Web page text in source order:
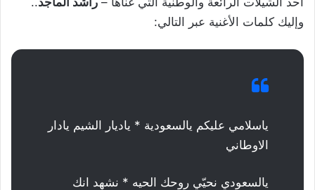
وإليك كلمات الأغنية عبر التالي:
ياسلامي عليكم يالسعودية * ياديار الشيم يادار
الاوطاني
يالسعودي نحيّي روحك الحيه * نشهد انك